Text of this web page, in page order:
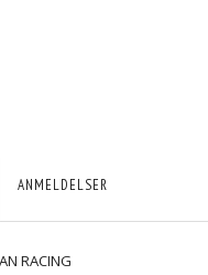
ANMELDELSER